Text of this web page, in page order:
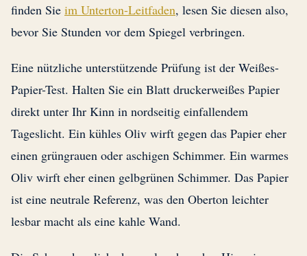
finden Sie im Unterton-Leitfaden, lesen Sie diesen also,
bevor Sie Stunden vor dem Spiegel verbringen.
Eine nützliche unterstützende Prüfung ist der Weißes-
Papier-Test. Halten Sie ein Blatt druckerweißes Papier
direkt unter Ihr Kinn in nordseitig einfallendem
Tageslicht. Ein kühles Oliv wirft gegen das Papier eher
einen grüngrauen oder aschigen Schimmer. Ein warmes
Oliv wirft eher einen gelbgrünen Schimmer. Das Papier
ist eine neutrale Referenz, was den Oberton leichter
lesbar macht als eine kahle Wand.